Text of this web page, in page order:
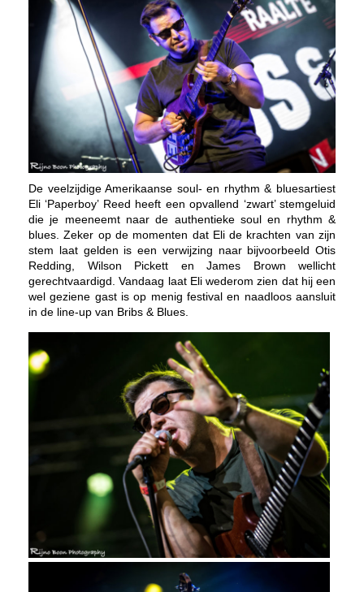
De veelzijdige Amerikaanse soul- en rhythm & bluesartiest
Eli ‘Paperboy’ Reed heeft een opvallend ‘zwart’ stemgeluid
die je meeneemt naar de authentieke soul en rhythm &
blues. Zeker op de momenten dat Eli de krachten van zijn
stem laat gelden is een verwijzing naar bijvoorbeeld Otis
Redding, Wilson Pickett en James Brown wellicht
gerechtvaardigd. Vandaag laat Eli wederom zien dat hij een
wel geziene gast is op menig festival en naadloos aansluit
in de line-up van Bribs & Blues.